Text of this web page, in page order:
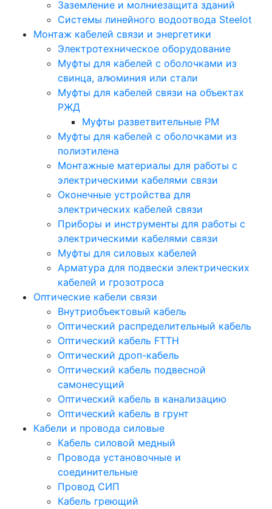
Заземление и молниезащита зданий
Системы линейного водоотвода Steelot
Монтаж кабелей связи и энергетики
Электротехническое оборудование
Муфты для кабелей с оболочками из
свинца, алюминия или стали
Муфты для кабелей связи на объектах
РЖД
Муфты разветвительные РМ
Муфты для кабелей с оболочками из
полиэтилена
Монтажные материалы для работы с
электрическими кабелями связи
Оконечные устройства для
электрических кабелей связи
Приборы и инструменты для работы с
электрическими кабелями связи
Муфты для силовых кабелей
Арматура для подвески электрических
кабелей и грозотроса
Оптические кабели связи
Внутриобъектовый кабель
Оптический распределительный кабель
Оптический кабель FTTH
Оптический дроп-кабель
Оптический кабель подвесной
самонесущий
Оптический кабель в канализацию
Оптический кабель в грунт
Кабели и провода силовые
Кабель силовой медный
Провода установочные и
соединительные
Провод СИП
Кабель греющий